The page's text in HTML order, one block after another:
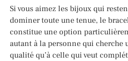
Si vous aimez les bijoux qui
dominer toute une tenue, le
constitue une option
autant à la personne qui cherche
qualité qu’à celle qui veut